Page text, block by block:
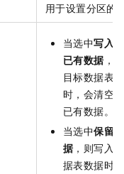
用于设置分区的
当选中写入
已有数据，
目标数据表
时，会清空
已有数据。
当选中保留
据，则写入
据表数据时